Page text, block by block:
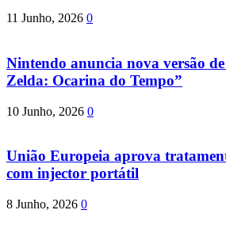
11 Junho, 2026 0
Nintendo anuncia nova versão
Zelda: Ocarina do Tempo”
10 Junho, 2026 0
União Europeia aprova
com injector portátil
8 Junho, 2026 0